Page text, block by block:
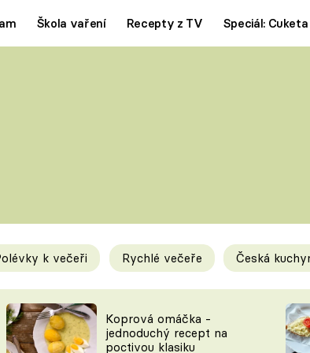
Škola vaření Recepty z TV Speciál: Cuketa
Tipy a triky
KAM ZA JÍDLEM
k večeři Rychlé večeře Česká
Koprová omáčka -
jednoduchý recept na
poctivou klasiku